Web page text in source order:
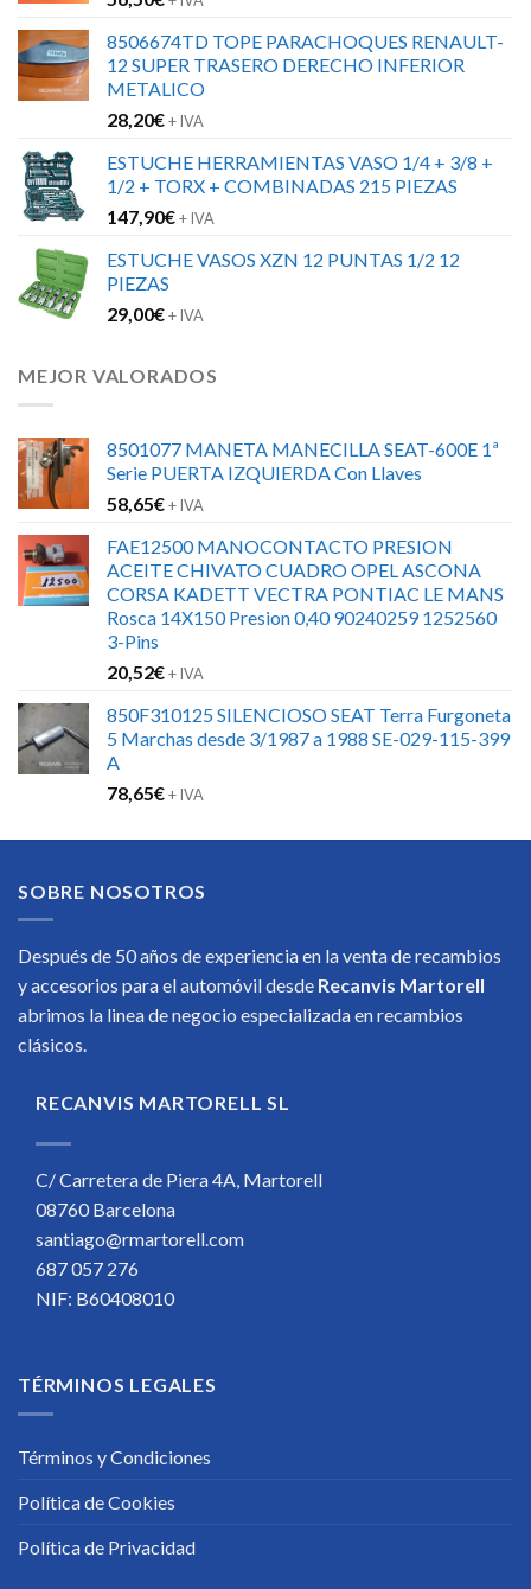
8506674TD TOPE PARACHOQUES RENAULT-
12 SUPER TRASERO DERECHO INFERIOR
METALICO
28,20€+ IVA
ESTUCHE HERRAMIENTAS VASO 1/4 + 3/8 +
1/2 + TORX + COMBINADAS 215 PIEZAS
147,90€+ IVA
ESTUCHE VASOS XZN 12 PUNTAS 1/2 12
PIEZAS
29,00€+ IVA
MEJOR VALORADOS
8501077 MANETA MANECILLA SEAT-600E 1ª
Serie PUERTA IZQUIERDA Con Llaves
58,65€+ IVA
FAE12500 MANOCONTACTO PRESION
ACEITE CHIVATO CUADRO OPEL ASCONA
CORSA KADETT VECTRA PONTIAC LE MANS
Rosca 14X150 Presion 0,40 90240259 1252560
3-Pins
20,52€+ IVA
850F310125 SILENCIOSO SEAT Terra Furgoneta
5 Marchas desde 3/1987 a 1988 SE-029-115-399
A
78,65€+ IVA
SOBRE NOSOTROS
Después de 50 años de experiencia en la venta de recambios
y accesorios para el automóvil desde Recanvis Martorell
abrimos la linea de negocio especializada en recambios
clásicos.
RECANVIS MARTORELL SL
C/ Carretera de Piera 4A, Martorell
08760 Barcelona
santiago@rmartorell.com
687 057 276
NIF: B60408010
TÉRMINOS LEGALES
Términos y Condiciones
Política de Cookies
Política de Privacidad